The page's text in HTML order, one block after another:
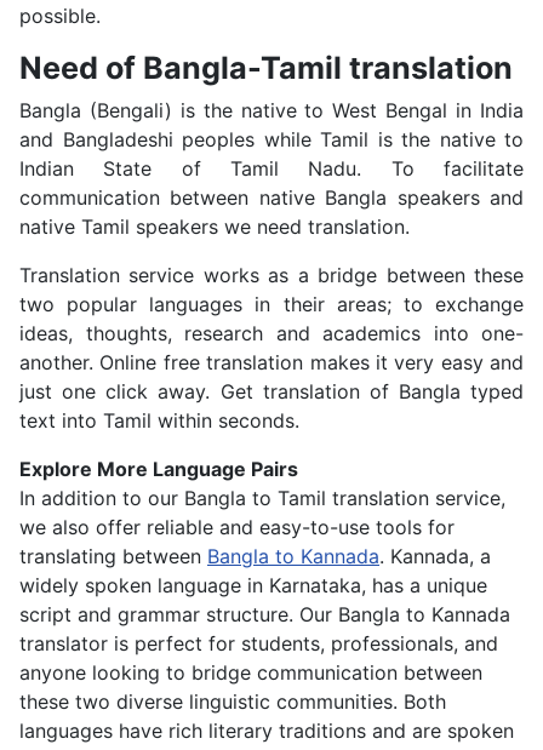
possible.
Need of Bangla-Tamil translation
Bangla (Bengali) is the native to West Bengal in India
and Bangladeshi peoples while Tamil is the native to
Indian State of Tamil Nadu. To facilitate
communication between native Bangla speakers and
native Tamil speakers we need translation.
Translation service works as a bridge between these
two popular languages in their areas; to exchange
ideas, thoughts, research and academics into one-
another. Online free translation makes it very easy and
just one click away. Get translation of Bangla typed
text into Tamil within seconds.
Explore More Language Pairs
In addition to our Bangla to Tamil translation service,
we also offer reliable and easy-to-use tools for
translating between Bangla to Kannada. Kannada, a
widely spoken language in Karnataka, has a unique
script and grammar structure. Our Bangla to Kannada
translator is perfect for students, professionals, and
anyone looking to bridge communication between
these two diverse linguistic communities. Both
languages have rich literary traditions and are spoken